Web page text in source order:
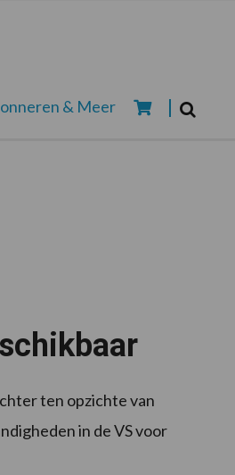
& Meer
ten opzichte van
in de VS voor